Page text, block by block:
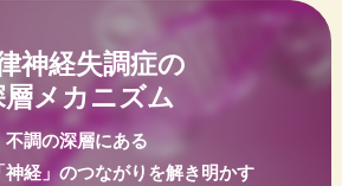
神経失調症の
層メカニズム
不調の深層にある
神経」のつながりを解き明かす